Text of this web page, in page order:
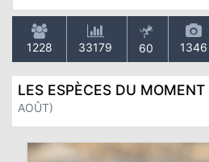
1228 33179 60 1346
LES ESPÈCES DU MOMENT
AOÛT)